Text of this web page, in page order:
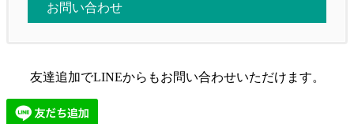
お問い合わせ
友達追加でLINEからもお問い合わせいただけます。